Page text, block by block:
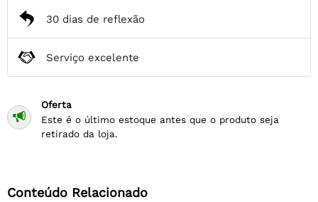
30 dias de reflexão
Serviço excelente

Oferta
Este é o último estoque antes que o produto seja
retirado da loja.
Conteúdo Relacionado